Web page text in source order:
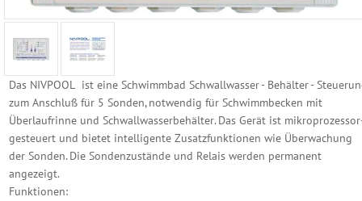
Das NIVPOOL ist eine Schwimmbad Schwallwasser - Behälter -
zum Anschluß für 5 Sonden, notwendig für Schwimmbecken mit
Überlaufrinne und Schwallwasserbehälter. Das Gerät ist
gesteuert und bietet intelligente Zusatzfunktionen wie Überwachung
der Sonden. Die Sondenzustände und Relais werden permanent
angezeigt.
Funktionen:
Schwimmbecken
Folien
Ersatzhüllen
Becken
Randsteine
Becken
Einbauteile